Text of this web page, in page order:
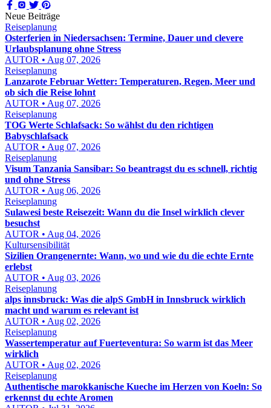
Neue Beiträge
Reiseplanung
Osterferien in Niedersachsen: Termine, Dauer und clevere
Urlaubsplanung ohne Stress
AUTOR • Aug 07, 2026
Reiseplanung
Lanzarote Februar Wetter: Temperaturen, Regen, Meer und
ob sich die Reise lohnt
AUTOR • Aug 07, 2026
Reiseplanung
TOG Werte Schlafsack: So wählst du den richtigen
Babyschlafsack
AUTOR • Aug 07, 2026
Reiseplanung
Visum Tanzania Sansibar: So beantragst du es schnell, richtig
und ohne Stress
AUTOR • Aug 06, 2026
Reiseplanung
Sulawesi beste Reisezeit: Wann du die Insel wirklich clever
besuchst
AUTOR • Aug 04, 2026
Kultursensibilität
Sizilien Orangenernte: Wann, wo und wie du die echte Ernte
erlebst
AUTOR • Aug 03, 2026
Reiseplanung
alps innsbruck: Was die alpS GmbH in Innsbruck wirklich
macht und warum es relevant ist
AUTOR • Aug 02, 2026
Reiseplanung
Wassertemperatur auf Fuerteventura: So warm ist das Meer
wirklich
AUTOR • Aug 02, 2026
Reiseplanung
Authentische marokkanische Kueche im Herzen von Koeln: So
erkennst du echte Aromen